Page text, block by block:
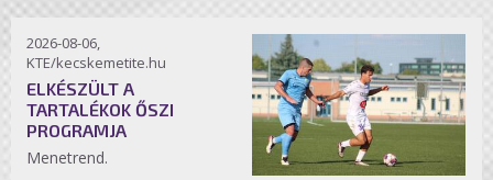
2026-08-06,
KTE/kecskemetite.hu
ELKÉSZÜLT A
TARTALÉKOK ŐSZI
PROGRAMJA
Menetrend.